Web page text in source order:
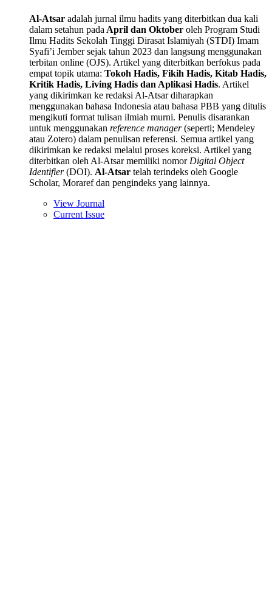
Al-Atsar adalah jurnal ilmu hadits yang diterbitkan dua kali
dalam setahun pada April dan Oktober oleh Program Studi
Ilmu Hadits Sekolah Tinggi Dirasat Islamiyah (STDI) Imam
Syafi’i Jember sejak tahun 2023 dan langsung menggunakan
terbitan online (OJS). Artikel yang diterbitkan berfokus pada
empat topik utama: Tokoh Hadis, Fikih Hadis, Kitab Hadis,
Kritik Hadis, Living Hadis dan Aplikasi Hadis. Artikel
yang dikirimkan ke redaksi Al-Atsar diharapkan
menggunakan bahasa Indonesia atau bahasa PBB yang ditulis
mengikuti format tulisan ilmiah murni. Penulis disarankan
untuk menggunakan reference manager(seperti; Mendeley
atau Zotero) dalam penulisan referensi. Semua artikel yang
dikirimkan ke redaksi melalui proses koreksi. Artikel yang
diterbitkan oleh Al-Atsar memiliki nomor Digital Object
Identifier(DOI). Al-Atsar telah terindeks oleh Google
Scholar, Moraref dan pengindeks yang lainnya.
View Journal
Current Issue